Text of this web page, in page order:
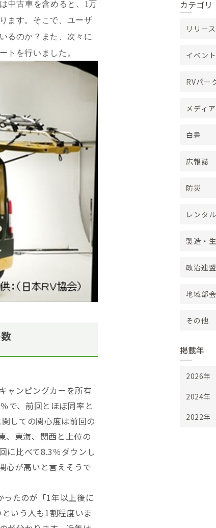
中古車を含めると、1万
ます。そこで、ユーザ
るのか？また、次々に
トを行いました。
ャンピングカーを所有
で、前回とほぼ同率と
しての関心度は前回の
、東海、関西と上位の
に比べて8.3％ダウンし
心が高いと言えそうで
たのが「1年以上後に
いう人も1割程度いま
カテゴリ
リリース
イベント
RVパー
メディア
白書
広報誌
防災
レンタル
製造・
政治連盟
地域部会
その他
掲載年
2026年
2024年
2022年